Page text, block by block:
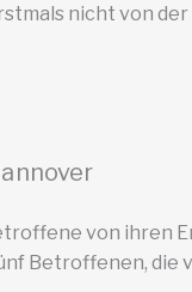
nicht von
von ihren
Betroffenen, die